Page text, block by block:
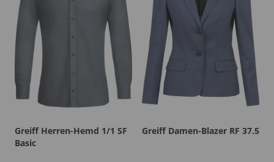
Greiff Herren-Hemd 1/1 SF
Basic
Greiff Damen-Blazer RF 37.5